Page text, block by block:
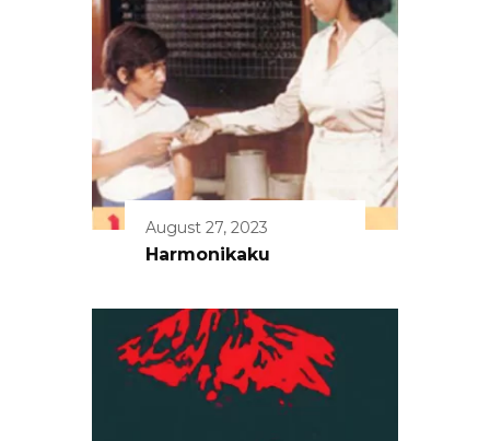
August 27, 2023
Harmonikaku